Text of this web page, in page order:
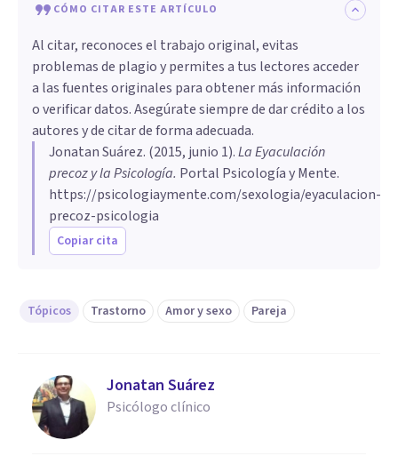
CÓMO CITAR ESTE ARTÍCULO
Al citar, reconoces el trabajo original, evitas
problemas de plagio y permites a tus lectores acceder
a las fuentes originales para obtener más información
o verificar datos. Asegúrate siempre de dar crédito a los
autores y de citar de forma adecuada.
Jonatan Suárez. (2015, junio 1).La Eyaculación
precoz y la Psicología. Portal Psicología y Mente.
https://psicologiaymente.com/sexologia/eyaculacion-
precoz-psicologia
Copiar cita
Tópicos Trastorno Amor y sexo Pareja
Jonatan Suárez
Psicólogo clínico